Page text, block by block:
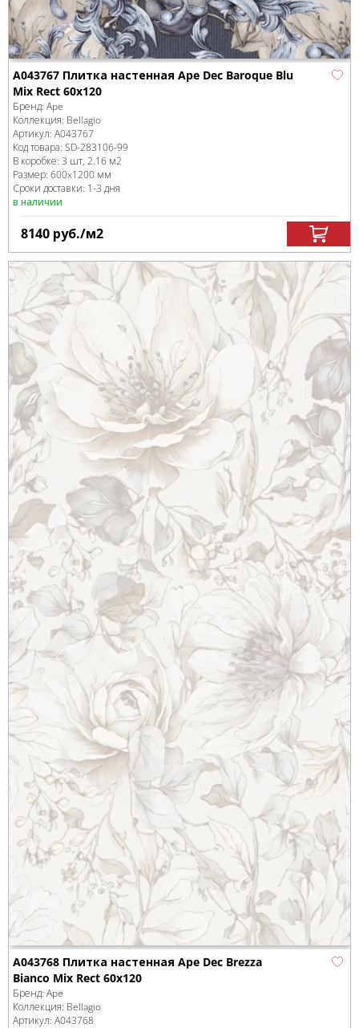
A043767 Плитка настенная Ape Dec Baroque Blu
Mix Rect 60x120
Бренд: Ape
Коллекция: Bellagio
Артикул: A043767
Код товара: SD-283106-99
В коробке: 3 шт, 2.16 м2
Размер: 600x1200 мм
Сроки доставки: 1-3 дня
в наличии
8140 руб./м2
A043768 Плитка настенная Ape Dec Brezza
Bianco Mix Rect 60x120
Бренд: Ape
Коллекция: Bellagio
Артикул: A043768